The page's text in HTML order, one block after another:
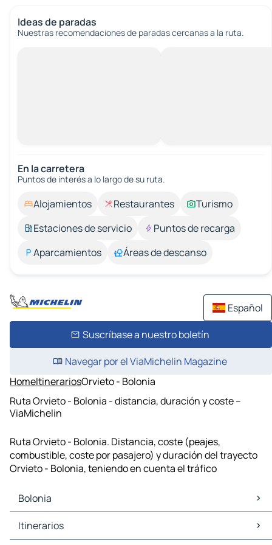
Ideas de paradas
Nuestras recomendaciones de paradas cercanas a la ruta.
En la carretera
Puntos de interés a lo largo de su ruta.
Alojamientos Restaurantes
Turismo
Estaciones de servicio
Puntos de recarga
Aparcamientos
Áreas de descanso
Español
Suscríbase a nuestro boletín
Navegar por el ViaMichelin Magazine
HomeItinerariosOrvieto - Bolonia
Ruta Orvieto - Bolonia - distancia, duración y coste –
ViaMichelin
Ruta Orvieto - Bolonia. Distancia, coste (peajes,
combustible, coste por pasajero) y duración del trayecto
Orvieto - Bolonia, teniendo en cuenta el tráfico
Bolonia
Bolonia Mapas Planos
Bolonia Trafico
Itinerarios